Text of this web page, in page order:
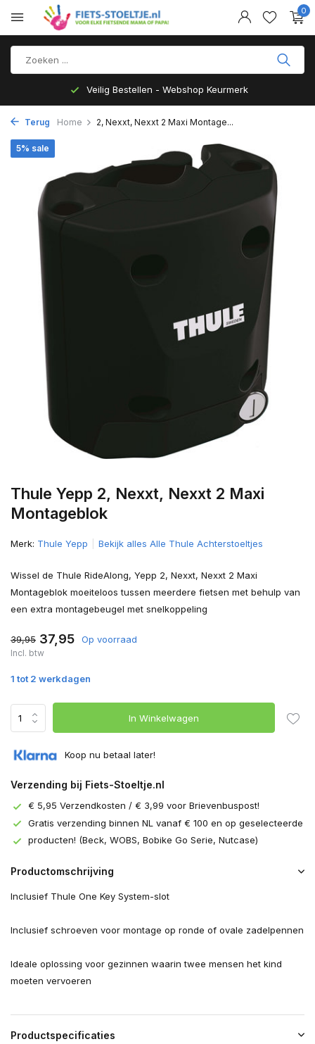
0
Veilig Bestellen - Webshop Keurmerk
Terug Home 2, Nexxt, Nexxt 2 Maxi Montage...
Thule Yepp 2, Nexxt, Nexxt 2 Maxi
Montageblok
5% sale
Merk: Thule Yepp Bekijk alles Alle Thule Achterstoeltjes
Wissel de Thule RideAlong, Yepp 2, Nexxt, Nexxt 2 Maxi
Montageblok moeiteloos tussen meerdere fietsen met behulp van
een extra montagebeugel met snelkoppeling
39,95 37,95 Op voorraad
Incl. btw
1 tot 2 werkdagen
In Winkelwagen
Koop nu betaal later!
Verzending bij Fiets-Stoeltje.nl
€ 5,95 Verzendkosten / € 3,99 voor Brievenbuspost!
Gratis verzending binnen NL vanaf € 100 en op geselecteerde
producten! (Beck, WOBS, Bobike Go Serie, Nutcase)
Productomschrijving
Inclusief Thule One Key System-slot
Inclusief schroeven voor montage op ronde of ovale zadelpennen
Ideale oplossing voor gezinnen waarin twee mensen het kind
moeten vervoeren
Productspecificaties